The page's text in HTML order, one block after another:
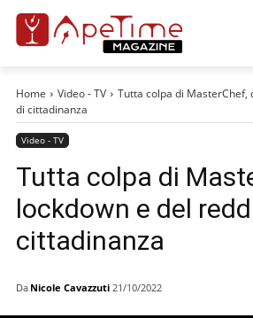
Home Video - TV
Tutta colpa di MasterChef,
di cittadinanza
Video - TV
Tutta colpa di
lockdown e del
cittadinanza
Da Nicole Cavazzuti 21/10/2022